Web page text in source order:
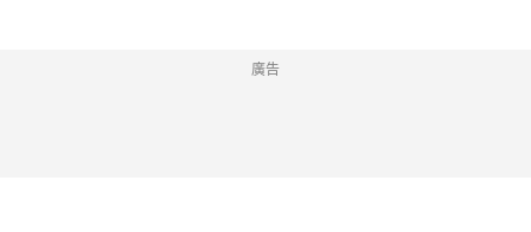
廣告